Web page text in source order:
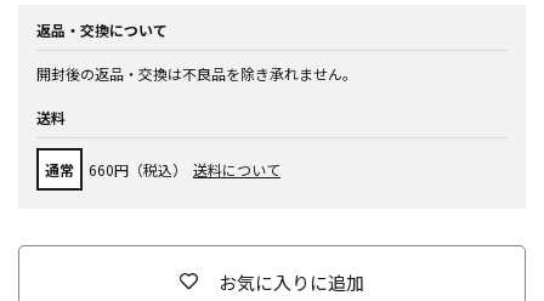
返品・交換について
開封後の返品・交換は不良品を除き承れません。
送料
通常 660円（税込） 送料について
お気に入りに追加